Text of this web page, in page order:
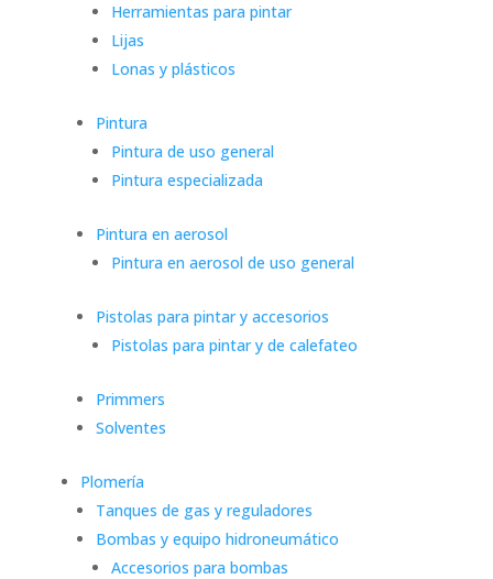
Herramientas para pintar
Lijas
Lonas y plásticos
Pintura
Pintura de uso general
Pintura especializada
Pintura en aerosol
Pintura en aerosol de uso general
Pistolas para pintar y accesorios
Pistolas para pintar y de calefateo
Primmers
Solventes
Plomería
Tanques de gas y reguladores
Bombas y equipo hidroneumático
Accesorios para bombas